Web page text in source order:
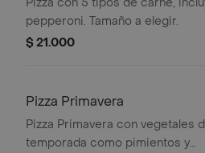
pepperoni. Tamaño a elegir.
$ 21.000
Pizza Primavera
Pizza Primavera con vegetales
temporada como pimientos y